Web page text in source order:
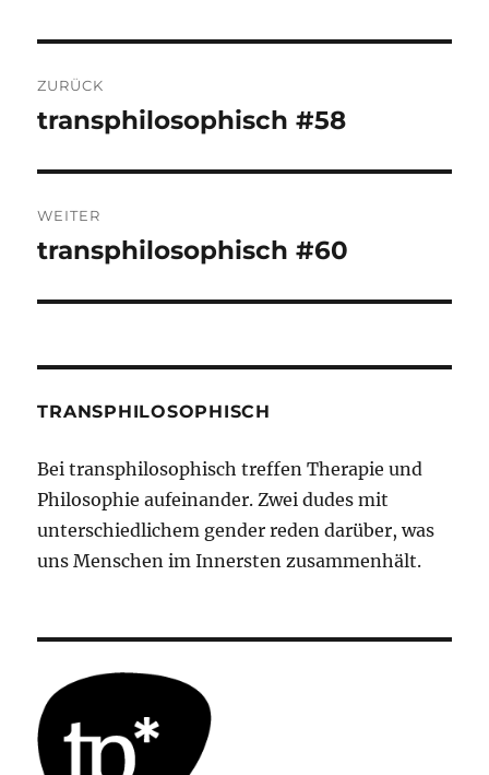
ZURÜCK
Vorheriger
transphilosophisch #58
WEITER
Nächster
transphilosophisch #60
TRANSPHILOSOPHISCH
Bei transphilosophisch treffen Therapie und
Philosophie aufeinander. Zwei dudes mit
unterschiedlichem gender reden darüber, was
uns Menschen im Innersten zusammenhält.